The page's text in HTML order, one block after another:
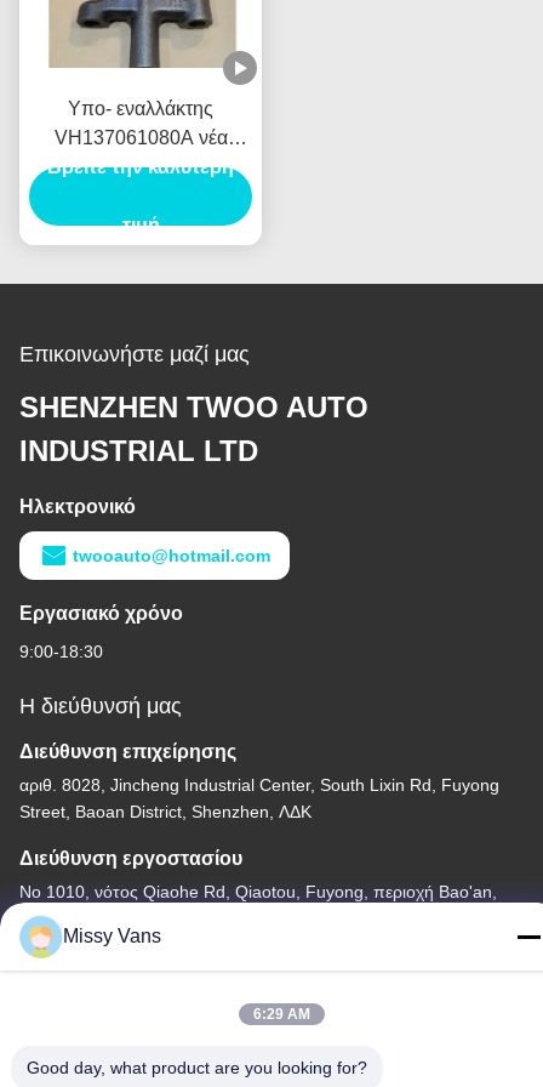
Υπο- εναλλάκτης
VH137061080A νέα
Ολλανδία E385 E215
Assy ζυγωμάτων για
Βρείτε την καλύτερη
τιμή
Επικοινωνήστε μαζί μας
SHENZHEN TWOO AUTO
INDUSTRIAL LTD
Ηλεκτρονικό
twooauto@hotmail.com
Εργασιακό χρόνο
9:00-18:30
Η διεύθυνσή μας
Διεύθυνση επιχείρησης
αριθ. 8028, Jincheng Industrial Center, South Lixin Rd, Fuyong
Street, Baoan District, Shenzhen, ΛΔΚ
Διεύθυνση εργοστασίου
Νο 1010, νότος Qiaohe Rd, Qiaotou, Fuyong, περιοχή Bao'an,
Shenzhen, PRC
Τηλεφώνημα
Missy Vans
6:29 AM
Good day, what product are you looking for?